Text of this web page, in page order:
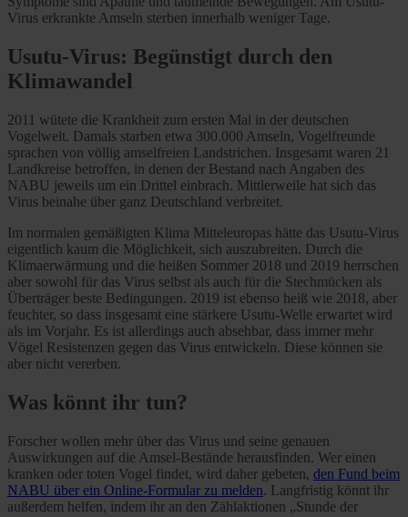
Virus erkrankte Amseln sterben innerhalb weniger Tage.
Usutu-Virus: Begünstigt durch den
Klimawandel
2011 wütete die Krankheit zum ersten Mal in der deutschen
Vogelwelt. Damals starben etwa 300.000 Amseln, Vogelfreunde
sprachen von völlig amselfreien Landstrichen. Insgesamt waren 21
Landkreise betroffen, in denen der Bestand nach Angaben des
NABU jeweils um ein Drittel einbrach. Mittlerweile hat sich das
Virus beinahe über ganz Deutschland verbreitet.
Im normalen gemäßigten Klima Mitteleuropas hätte das Usutu-Virus
eigentlich kaum die Möglichkeit, sich auszubreiten. Durch die
Klimaerwärmung und die heißen Sommer 2018 und 2019 herrschen
aber sowohl für das Virus selbst als auch für die Stechmücken als
Überträger beste Bedingungen. 2019 ist ebenso heiß wie 2018, aber
feuchter, so dass insgesamt eine stärkere Usutu-Welle erwartet wird
als im Vorjahr. Es ist allerdings auch absehbar, dass immer mehr
Vögel Resistenzen gegen das Virus entwickeln. Diese können sie
aber nicht vererben.
Was könnt ihr tun?
Forscher wollen mehr über das Virus und seine genauen
Auswirkungen auf die Amsel-Bestände herausfinden. Wer einen
kranken oder toten Vogel findet, wird daher gebeten, den Fund beim
NABU über ein Online-Formular zu melden. Langfristig könnt ihr
außerdem helfen, indem ihr an den Zählaktionen „Stunde der